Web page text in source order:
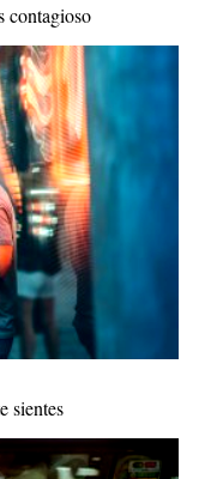
contagioso
sientes